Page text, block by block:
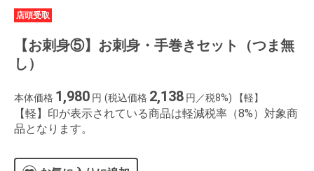
店頭受取
【お刺身⑤】お刺身・手巻きセット（つま無
し）
本体価格 1,980 円 (税込価格 2,138 円／税8%) 【軽】
【軽】印が表示されている商品は軽減税率（8%）対象商
品となります。